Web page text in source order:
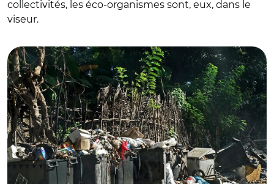
collectivités, les éco-organismes sont, eux, dans le
viseur.
© Jean-Pierre Dalbéra CC BY 2.0/ Déchets sur la route des